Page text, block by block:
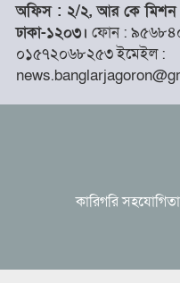
অফিস : ২/২, আর কে মিশন
ঢাকা-১২০৩। ফোন :
০১৫৭২০৬৮২৫৩ ইমেইল :
কারিগরি